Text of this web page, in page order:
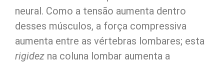
neural. Como a tensão aumenta dentro
desses músculos, a força compressiva
aumenta entre as vértebras lombares; esta
rigidez na coluna lombar aumenta a